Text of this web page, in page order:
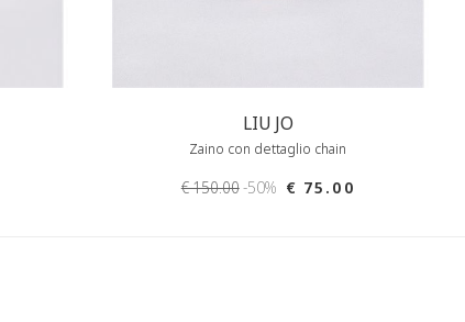
LIU JO
Zaino con dettaglio chain
€ 150.00-50% € 75.00